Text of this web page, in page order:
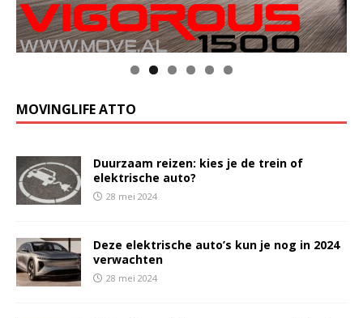
MOVINGLIFE ATTO
Duurzaam reizen: kies je de trein of
elektrische auto?
28 mei 2024
Deze elektrische auto’s kun je nog in 2024
verwachten
28 mei 2024